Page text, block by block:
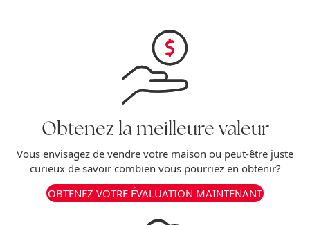
Obtenez la meilleure valeur
Vous envisagez de vendre votre maison ou peut-être juste
curieux de savoir combien vous pourriez en obtenir?
OBTENEZ VOTRE ÉVALUATION MAINTENANT